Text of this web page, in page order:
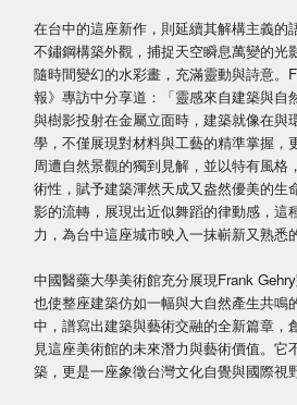
在台中的這座新作，則延續其解構主義的
不鏽鋼構築外觀，捕捉天空瞬息萬變的光
隨時間變幻的水彩畫，充滿靈動與詩意。
報》專訪中分享道：「靈感來自建築與自
與樹影投射在金屬立面時，建築就像在與
學，不僅展現對材料與工藝的精準掌握，
周遭自然景觀的獨到見解，並以特有風格
術性，賦予建築渾然天成又盎然優美的生
影的流轉，展現出近似舞蹈的律動感，這
力，為台中這座城市映入一抹嶄新又熟悉
中國醫藥大學美術館充分展現Frank
也使整座建築仿如一幅與大自然產生共鳴
中，譜寫出建築與藝術交融的全新篇章，
見這座美術館的未來潛力與藝術價值。它
築，更是一座象徵台灣文化自覺與國際視